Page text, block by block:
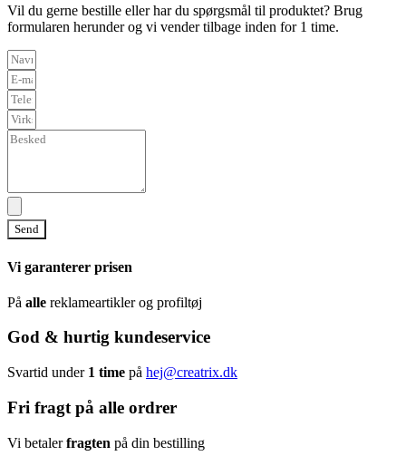
Vil du gerne bestille eller har du spørgsmål til produktet? Brug
formularen herunder og vi vender tilbage inden for 1 time.
Send
Vi garanterer prisen
På alle reklameartikler og profiltøj
God & hurtig kundeservice
Svartid under 1 time på hej@creatrix.dk
Fri fragt på alle ordrer
Vi betalerfragten på din bestilling